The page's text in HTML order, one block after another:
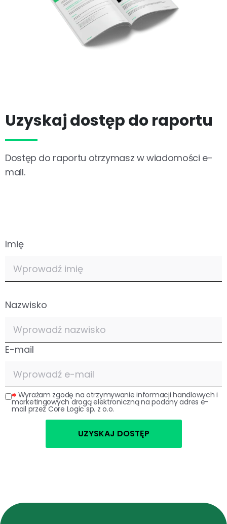
Uzyskaj dostęp do raportu
Dostęp do raportu otrzymasz w wiadomości e-
mail.
Imię
Nazwisko
E-mail
Wyrażam zgodę na otrzymywanie informacji handlowych i
marketingowych drogą elektroniczną na podany adres e-
mail przez Core Logic sp. z o.o.
UZYSKAJ DOSTĘP